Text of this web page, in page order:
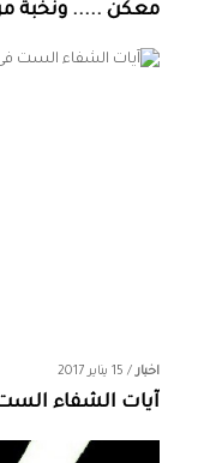
معكن ..... ونخبة
اخبار/ 15 يناير 2017
آيات الشفاء الست فى